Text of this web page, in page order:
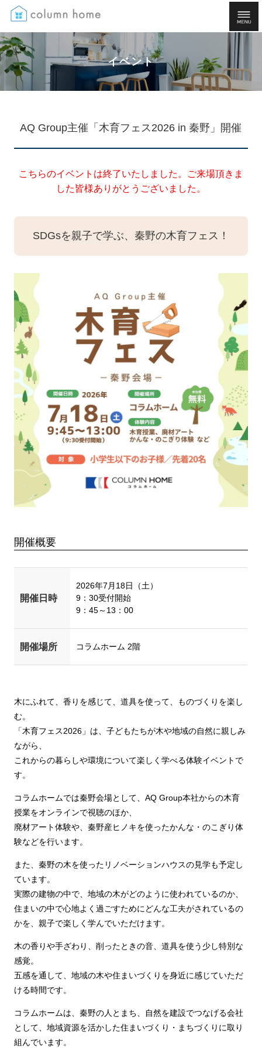
イベント
AQ Group主催「木育フェス2026 in 秦野」開催
こちらのイベントは終了いたしました。ご来場頂きま
した皆様ありがとうございました。
SDGsを親子で学ぶ、秦野の木育フェス！
開催概要
開催日時
2026年7月18日（土）
9：30受付開始
9：45～13：00
開催場所 コラムホーム 2階
木にふれて、香りを感じて、道具を使って、ものづくりを楽し
む。
「木育フェス2026」は、子どもたちが木や地域の自然に親しみ
ながら、
これからの暮らしや環境について楽しく学べる体験イベントで
す。
コラムホームでは秦野会場として、AQ Group本社からの木育
授業をオンラインで視聴のほか、
廃材アート体験や、秦野産ヒノキを使ったかんな・のこぎり体
験などを行います。
また、秦野の木を使ったリノベーションハウスの見学も予定し
ています。
実際の建物の中で、地域の木がどのように使われているのか、
住まいの中で心地よく過ごすためにどんな工夫がされているの
かを、親子で楽しく学んでいただけます。
木の香りや手ざわり、削ったときの音、道具を使う少し特別な
感覚。
五感を通して、地域の木や住まいづくりを身近に感じていただ
ける時間です。
コラムホームは、秦野の人とまち、自然を建設でつなげる会社
として、地域資源を活かした住まいづくり・まちづくりに取り
組んでいます。